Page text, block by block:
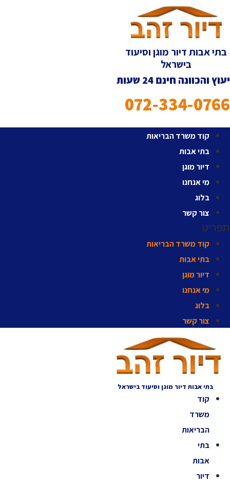
לתוכן
בתי אבות דיור מוגן וסיעוד
בישראל
יעוץ והכוונה חינם 24 שעות
072-334-0766
קוד משרד הבריאות
בתי אבות
דיור מוגן
מי אנחנו
בלוג
צור קשר
תפריט
קוד משרד הבריאות
בתי אבות
דיור מוגן
מי אנחנו
בלוג
צור קשר
בתי אבות דיור מוגן וסיעוד בישראל
קוד
משרד
הבריאות
בתי
אבות
דיור